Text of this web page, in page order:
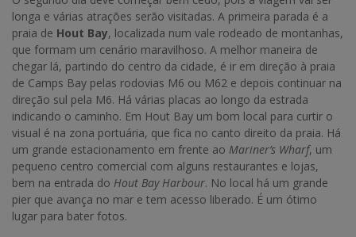
longa e várias atrações serão visitadas. A primeira parada é a
praia de Hout Bay, localizada num vale rodeado de montanhas,
que formam um cenário maravilhoso. A melhor maneira de
chegar lá, partindo do centro da cidade, é ir em direção à praia
de Camps Bay pelas rodovias M6 ou M62 e depois continuar na
direção sul pela M6. Há várias placas ao longo da estrada
indicando o caminho. Em Hout Bay um bom local para curtir o
visual é na zona portuária, que fica no canto direito da praia. Há
um grande estacionamento em frente ao Mariner’s Wharf, um
pequeno centro comercial com alguns restaurantes e lojas,
bem na entrada do Hout Bay Harbour. No local há um grande
pier que avança no mar e tem acesso liberado. É um ótimo
lugar para bater fotos.